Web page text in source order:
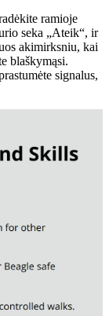
ramioje
seka „Ateik“, ir
akimirksniu, kai
blaškymąsi.
signalus,